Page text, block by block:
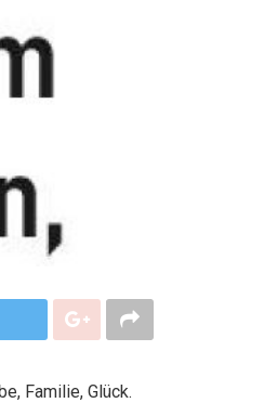
Familie, Glück.